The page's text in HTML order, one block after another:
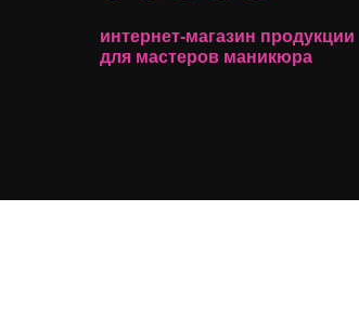
интернет-магазин продукции
для мастеров маникюра